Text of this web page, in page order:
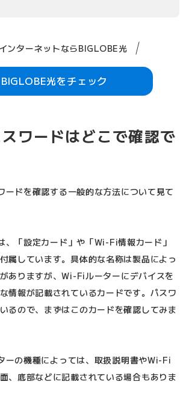
ンターネットならBIGLOBE光
BIGLOBE光をチェック
ワードはどこで確認で
ドを確認する一般的な方法について見て
「設定カード」や「Wi-Fi情報カード」
属しています。具体的な名称は製品によっ
ありますが、Wi-Fiルーターにデバイスを
情報が記載されているカードです。パスワ
るので、まずはこのカードを確認してみま
ーの機種によっては、取扱説明書やWi-Fi
、底部などに記載されている場合もありま